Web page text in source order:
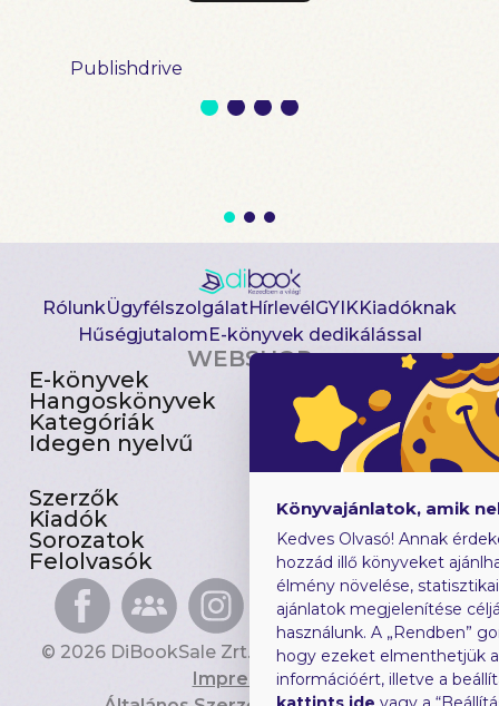
Publishdrive
RólunkÜgyfélszolgálatHírlevél GYIKKiadóknak
Hűségjutalom E-könyvek dedikálással
WEBSHOP
E-könyvek
Hangoskönyvek
Kategóriák
Idegen nyelvű
Csomagajánlatok
Akciósak
Előjegyezhetők
Újdonságok
Szerzők
Kiadók
Sorozatok
Felolvasók
Gyerekkönyvek
Heti toplista
Ajándékutalvány
Blog
© 2026 DiBookSale Zrt. Minden jog fenntartva.
Impresszum
Könyvajánlatok, amik
Kedves Olvasó! Annak
hozzád illő könyveket
élmény növelése,
ajánlatok megjelenítése
használunk. A „Rendben”
hogy ezeket elmenthetjük
információért, illetve a